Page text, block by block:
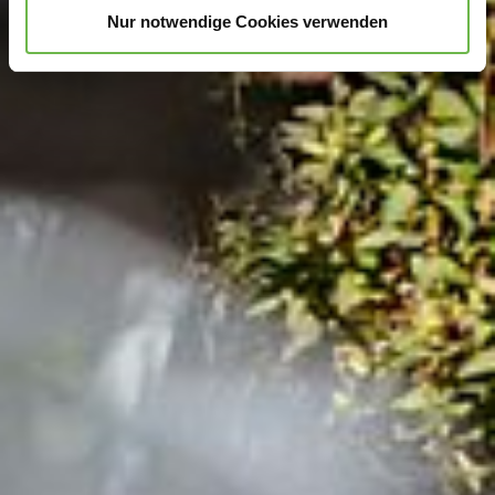
zu können und die Zugriffe auf unsere Website zu
analysieren.Danke, dass Sie uns in unserer Arbeit
Hinweis auf Verarbeitung Ihrer auf dieser Webseite
erhobenen Daten in den USA durch Google:Indem Sie
auf "Gerne Alle annehmen" oder Präferenzen, Statistiken
oder Marketing ankreuzen und auf „Auswahl manuell
festlegen“ klicken, willigen Sie zugleich gem. Art. 49 Abs.
1 S. 1 lit. a DSGVO ein, dass Ihre Daten in den USA
verarbeitet werden. Die USA werden vom Europäischen
Gerichtshof als ein Land mit einem nach EU-Standards
unzureichendem Datenschutzniveau eingeschätzt. Es
besteht insbesondere das Risiko, dass Ihre Daten durch
Überwachungszwecken, möglicherweise auch ohne
Rechtsbehelfsmöglichkeiten, verarbeitet werden können.
Nur notwendige Cookies verwenden